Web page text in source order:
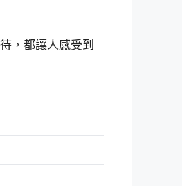
，都讓人感受到